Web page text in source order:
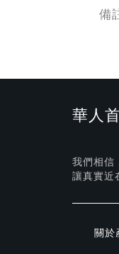
備
華人
我們相信
讓真實近
關於